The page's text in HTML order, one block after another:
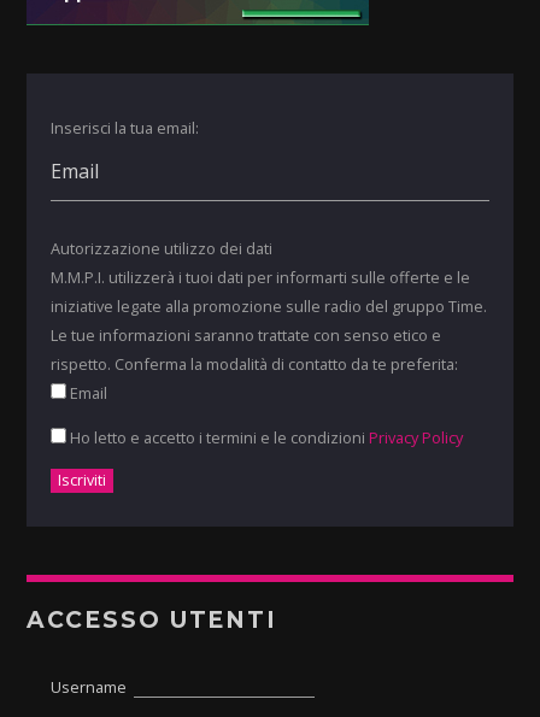
Inserisci la tua email:
Autorizzazione utilizzo dei dati
M.M.P.I. utilizzerà i tuoi dati per informarti sulle offerte e le
iniziative legate alla promozione sulle radio del gruppo Time.
Le tue informazioni saranno trattate con senso etico e
rispetto. Conferma la modalità di contatto da te preferita:
Email
Ho letto e accetto i termini e le condizioni Privacy Policy
ACCESSO UTENTI
Username